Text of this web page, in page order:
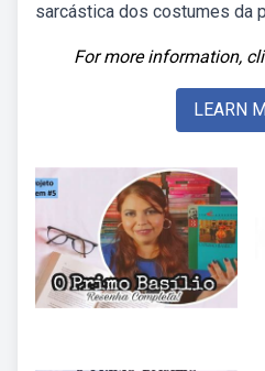
sarcástica dos costumes da
For more information,
LEARN